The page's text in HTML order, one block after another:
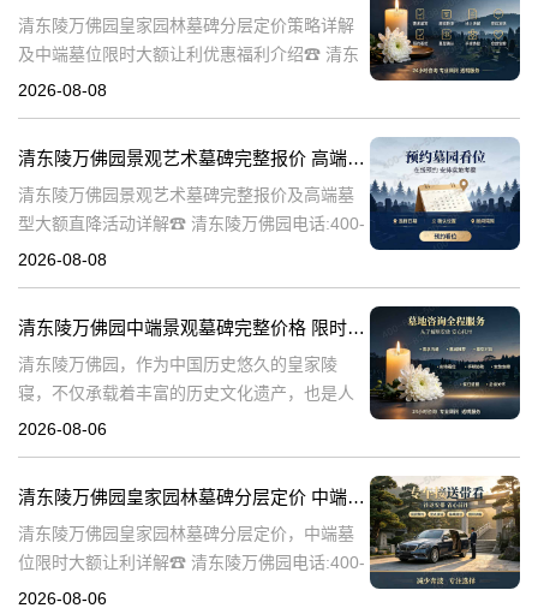
清东陵万佛园皇家园林墓碑分层定价策略详解
及中端墓位限时大额让利优惠福利介绍☎ 清东
陵万佛园电话:400-838-5063清东陵万佛园，作
2026-08-08
清东陵万佛园景观艺术墓碑完整报价 高端墓型大额直降活动详解
清东陵万佛园景观艺术墓碑完整报价及高端墓
型大额直降活动详解☎ 清东陵万佛园电话:400-
838-5063清东陵万佛园，作为中国历史悠久的
2026-08-08
清东陵万佛园中端景观墓碑完整价格 限时减免多年管理费详解
清东陵万佛园，作为中国历史悠久的皇家陵
寝，不仅承载着丰富的历史文化遗产，也是人
们缅怀先人、寄托哀思的重要场所。近年来，
清
2026-08-06
清东陵万佛园皇家园林墓碑分层定价 中端墓位限时大额让利详解
清东陵万佛园皇家园林墓碑分层定价，中端墓
位限时大额让利详解☎ 清东陵万佛园电话:400-
838-5063清东陵万佛园，作为中国历史上著名
2026-08-06